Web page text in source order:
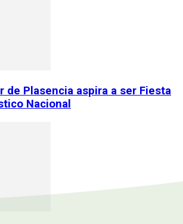
de Plasencia aspira a ser Fiesta
Nacional